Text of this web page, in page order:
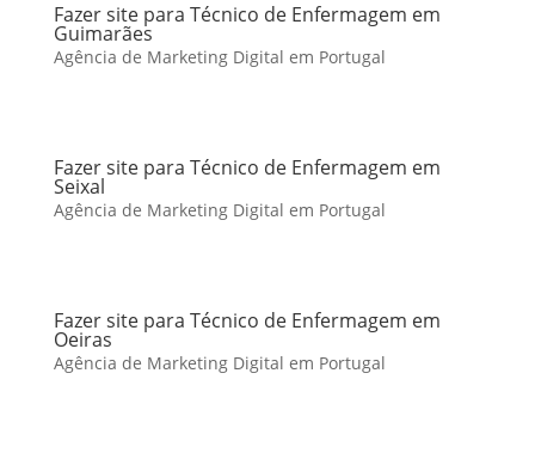
Fazer site para Técnico de Enfermagem em
Guimarães
Agência de Marketing Digital em Portugal
Fazer site para Técnico de Enfermagem em
Seixal
Agência de Marketing Digital em Portugal
Fazer site para Técnico de Enfermagem em
Oeiras
Agência de Marketing Digital em Portugal